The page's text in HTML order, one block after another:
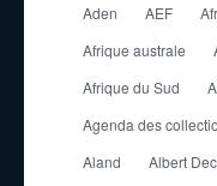
Aden
AEF
Afrique australe
Afrique du Sud
Agenda des
Aland
Albert